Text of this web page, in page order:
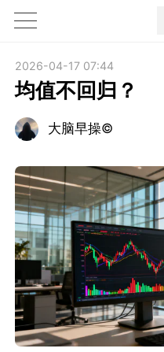
1X
2026-04-17 07:44
均值不回归？
大脑早操©